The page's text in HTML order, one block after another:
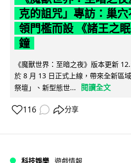
克的詛咒」專訪：巢
領門檻而設 《諸王之
鐘
《魔獸世界：至暗之夜》版本更新
於 8 月 13 日正式上線，帶來全新區
祭壇」、新型態世...
閱讀全文
116 分享
科技娛樂 遊戲情報